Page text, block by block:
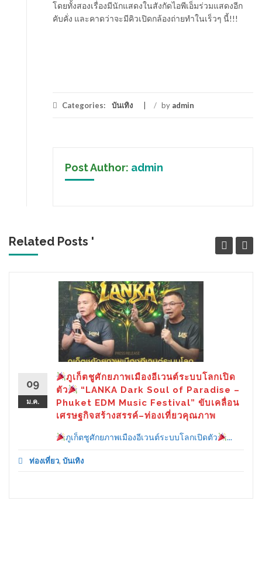
โดยทั้งสองเรื่องมีนักแสดงในสังกัดไอพีเอ็มร่วมแสดงอีก
คับคั่ง และคาดว่าจะมีคิวเปิดกล้องถ่ายทำในเร็วๆ นี้!!!
Categories: บันเทิง / by admin
Post Author: admin
Related Posts '
09
ม.ค.
ภูเก็ตชูศักยภาพเมืองอีเวนต์ระบบโลกเปิด
ตัว
“LANKA Dark Soul of Paradise –
Phuket EDM Music Festival” ขับเคลื่อน
เศรษฐกิจสร้างสรรค์–ท่องเที่ยวคุณภาพ
ภูเก็ตชูศักยภาพเมืองอีเวนต์ระบบโลกเปิดตัว ...
ท่องเที่ยว, บันเทิง